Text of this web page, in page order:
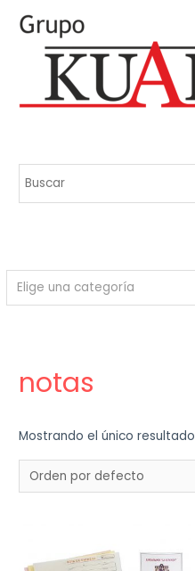
Elige una categoría
notas
Mostrando el único resultado